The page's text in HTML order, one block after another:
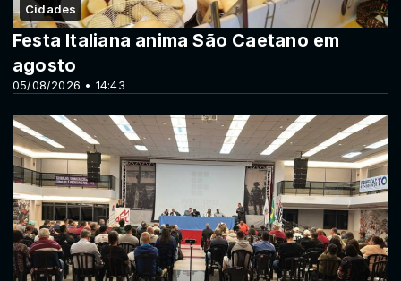
Cidades
05/08/2026 • 14:43
Festa Italiana anima São Caetano em
agosto